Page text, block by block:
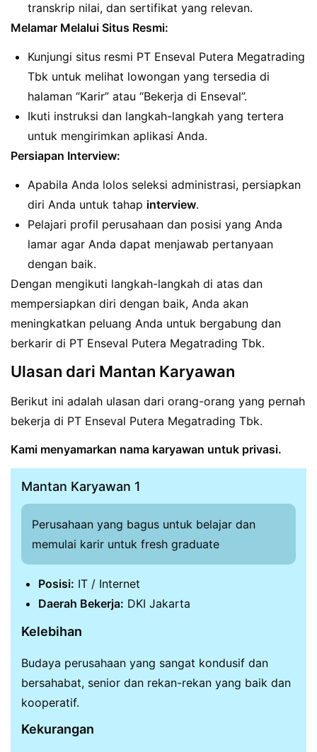
transkrip nilai, dan sertifikat yang relevan.
Melamar Melalui Situs Resmi:
Kunjungi situs resmi PT Enseval Putera Megatrading
Tbk untuk melihat lowongan yang tersedia di
halaman “Karir” atau “Bekerja di Enseval”.
Ikuti instruksi dan langkah-langkah yang tertera
untuk mengirimkan aplikasi Anda.
Persiapan Interview:
Apabila Anda lolos seleksi administrasi, persiapkan
diri Anda untuk tahap interview.
Pelajari profil perusahaan dan posisi yang Anda
lamar agar Anda dapat menjawab pertanyaan
dengan baik.
Dengan mengikuti langkah-langkah di atas dan
mempersiapkan diri dengan baik, Anda akan
meningkatkan peluang Anda untuk bergabung dan
berkarir di PT Enseval Putera Megatrading Tbk.
Ulasan dari Mantan Karyawan
Berikut ini adalah ulasan dari orang-orang yang pernah
bekerja di PT Enseval Putera Megatrading Tbk.
Kami menyamarkan nama karyawan untuk privasi.
Mantan Karyawan 1
Perusahaan yang bagus untuk belajar dan
memulai karir untuk fresh graduate
Posisi: IT / Internet
Daerah Bekerja: DKI Jakarta
Kelebihan
Budaya perusahaan yang sangat kondusif dan
bersahabat, senior dan rekan-rekan yang baik dan
kooperatif.
Kekurangan